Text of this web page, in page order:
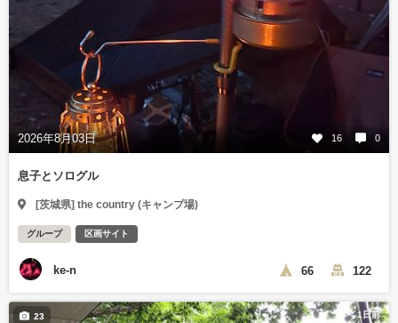
2026年8月03日 16 0
息子とソログル
[茨城県] the country (キャンプ場)
グループ 区画サイト
ke-n 66 122
1日前
23